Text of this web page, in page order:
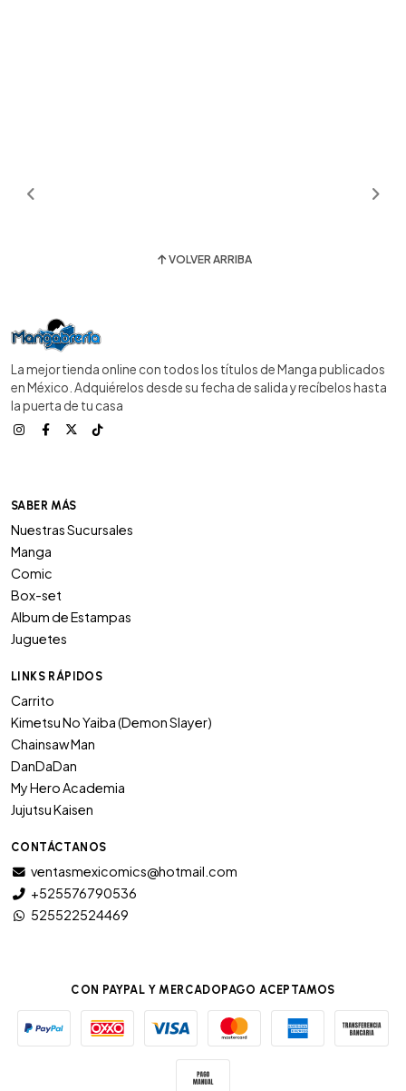
VOLVER ARRIBA
La mejor tienda online con todos los títulos de Manga publicados
en México. Adquiérelos desde su fecha de salida y recíbelos hasta
la puerta de tu casa
SABER MÁS
Nuestras Sucursales
Manga
Comic
Box-set
Album de Estampas
Juguetes
LINKS RÁPIDOS
Carrito
Kimetsu No Yaiba (Demon Slayer)
Chainsaw Man
DanDaDan
My Hero Academia
Jujutsu Kaisen
CONTÁCTANOS
ventasmexicomics@hotmail.com
+525576790536
525522524469
CON PAYPAL Y MERCADOPAGO ACEPTAMOS